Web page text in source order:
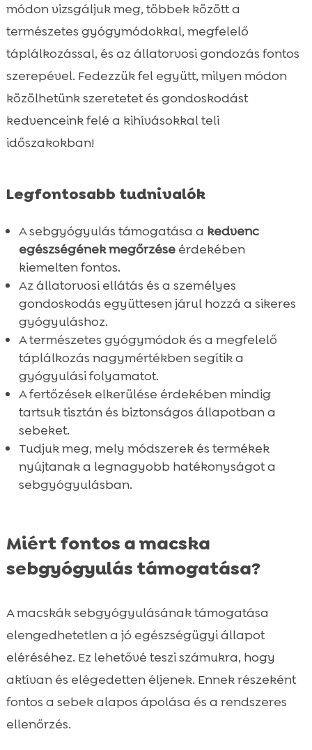
 Mik a sebgyógyulás szakaszai?
 A sebgyógyulás potenciálja és a háttérben
rejlő tényezők
Milyen külső tényezők befolyásolhatják a
sebgyógyulást?
sebgyógyulást?
Macska sebgyógyulás természetesen
 A megfelelő macskaalom kiválasztása és
 Összefoglaló
 FAQ
módon vizsgáljuk meg, többek között a
természetes gyógymódokkal, megfelelő
táplálkozással, és az állatorvosi gondozás fontos
szerepével. Fedezzük fel együtt, milyen módon
közölhetünk szeretetet és gondoskodást
kedvenceink felé a kihívásokkal teli
időszakokban!
Legfontosabb tudnivalók
A sebgyógyulás támogatása a kedvenc
egészségének megőrzéseérdekében
kiemelten fontos.
Az állatorvosi ellátás és a személyes
gondoskodás együttesen járul hozzá a sikeres
gyógyuláshoz.
A természetes gyógymódok és a megfelelő
táplálkozás nagymértékben segítik a
gyógyulási folyamatot.
A fertőzések elkerülése érdekében mindig
tartsuk tisztán és biztonságos állapotban a
sebeket.
Tudjuk meg, mely módszerek és termékek
nyújtanak a legnagyobb hatékonyságot a
sebgyógyulásban.
Miért fontos a macska
sebgyógyulás támogatása?
A macskák sebgyógyulásának támogatása
elengedhetetlen a jó egészségügyi állapot
eléréséhez. Ez lehetővé teszi számukra, hogy
aktívan és elégedetten éljenek. Ennek részeként
fontos a sebek alapos ápolása és a rendszeres
ellenőrzés.